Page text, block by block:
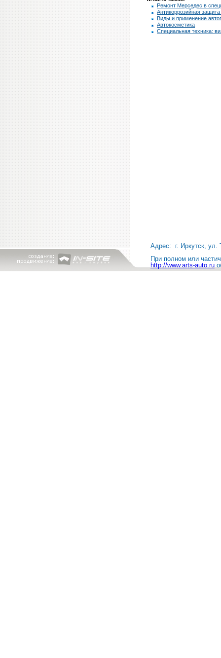
Ремонт Мерседес в
Антикоррозийная
Виды и применение
Автокосметика
Специальная техника:
Адрес: г. Иркутск, ул.
При полном или
http://www.arts-auto.ru